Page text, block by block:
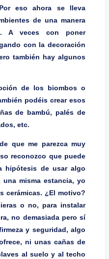
eso ahora se lleva
de una manera
A veces con poner
con la decoración
también hay algunos
de los biombos o
podéis crear esos
de bambú, palés de
etc.
que me parezca muy
reconozco que puede
hipótesis de usar algo
misma estancia, yo
cerámicas. ¿El motivo?
o no, para instalar
no demasiada pero sí
y seguridad, algo
ni unas cañas de
al suelo y al techo